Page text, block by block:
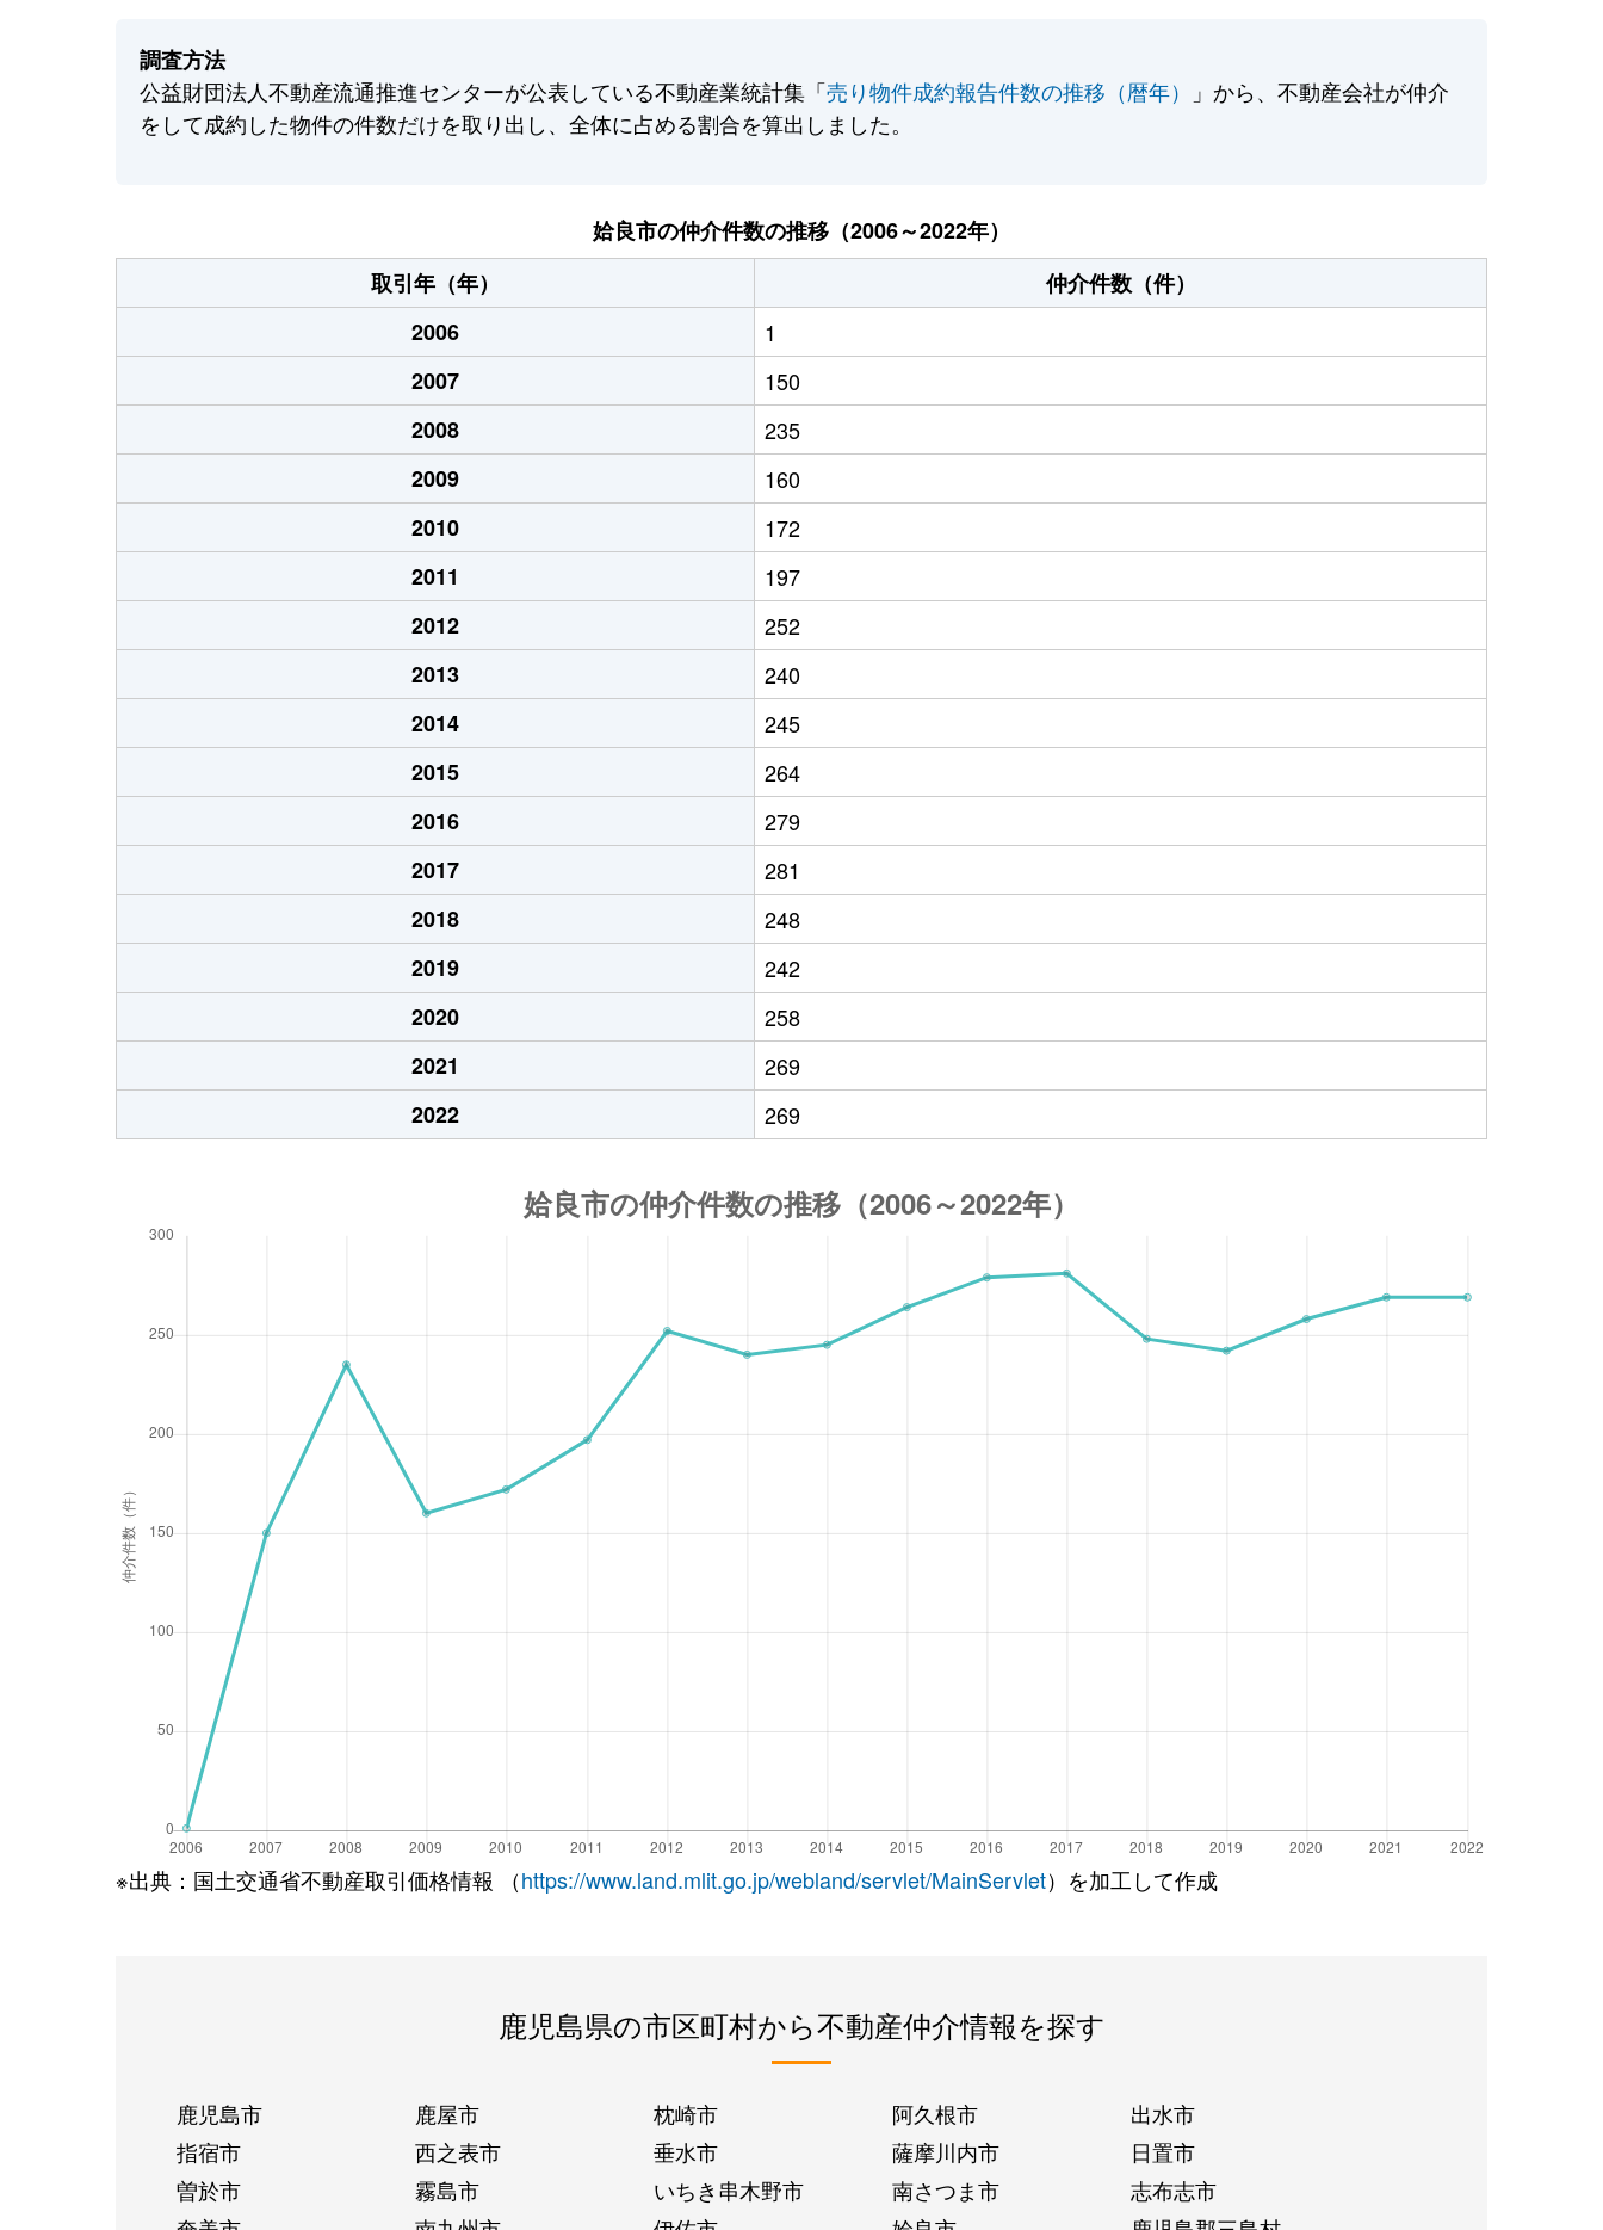
調査方法
公益財団法人不動産流通推進センターが公表している不動産業統計集「売り物件成約報告件数の推移（暦年）
」から、不動産会社が仲介
をして成約した物件の件数だけを取り出し、全体に占める割合を算出しました。
姶良市の仲介件数の推移（2006～2022年）
取引年（年）
仲介件数（件）
2006
1
2007
150
2008
235
2009
160
2010
172
2011
197
2012
252
2013
240
2014
245
2015
264
2016
279
2017
281
2018
248
2019
242
2020
258
2021
269
2022
269
※出典：国土交通省不動産取引価格情報 （https://www.land.mlit.go.jp/webland/servlet/MainServlet）を加工して作成
鹿児島県の市区町村から不動産仲介情報を探す
鹿児島市 鹿屋市 枕崎市 阿久根市
出水市
指宿市
西之表市 垂水市 薩摩川内市
日置市
曽於市
霧島市 いちき串木野市 南さつま市
志布志市